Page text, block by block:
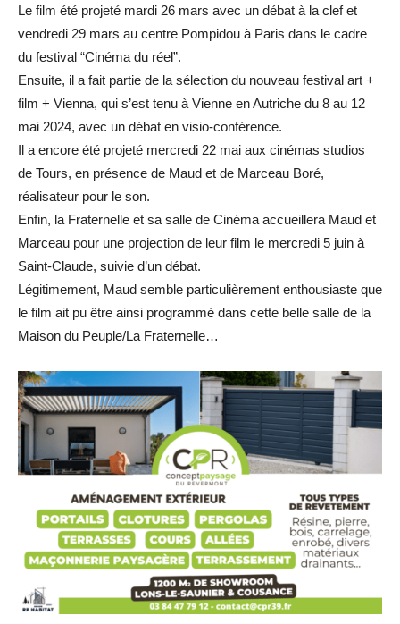
Le film été projeté mardi 26 mars avec un débat à la clef et
vendredi 29 mars au centre Pompidou à Paris dans le cadre
du festival “Cinéma du réel”.
Ensuite, il a fait partie de la sélection du nouveau festival art +
film + Vienna, qui s’est tenu à Vienne en Autriche du 8 au 12
mai 2024, avec un débat en visio-conférence.
Il a encore été projeté mercredi 22 mai aux cinémas studios
de Tours, en présence de Maud et de Marceau Boré,
réalisateur pour le son.
Enfin, la Fraternelle et sa salle de Cinéma accueillera Maud et
Marceau pour une projection de leur film le mercredi 5 juin à
Saint-Claude, suivie d’un débat.
Légitimement, Maud semble particulièrement enthousiaste que
le film ait pu être ainsi programmé dans cette belle salle de la
Maison du Peuple/La Fraternelle…